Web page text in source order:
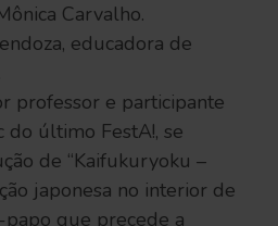
Carvalho.
educadora de
professor e participante
último FestA!, se
de “Kaifukuryoku –
japonesa no interior de
papo que precede a